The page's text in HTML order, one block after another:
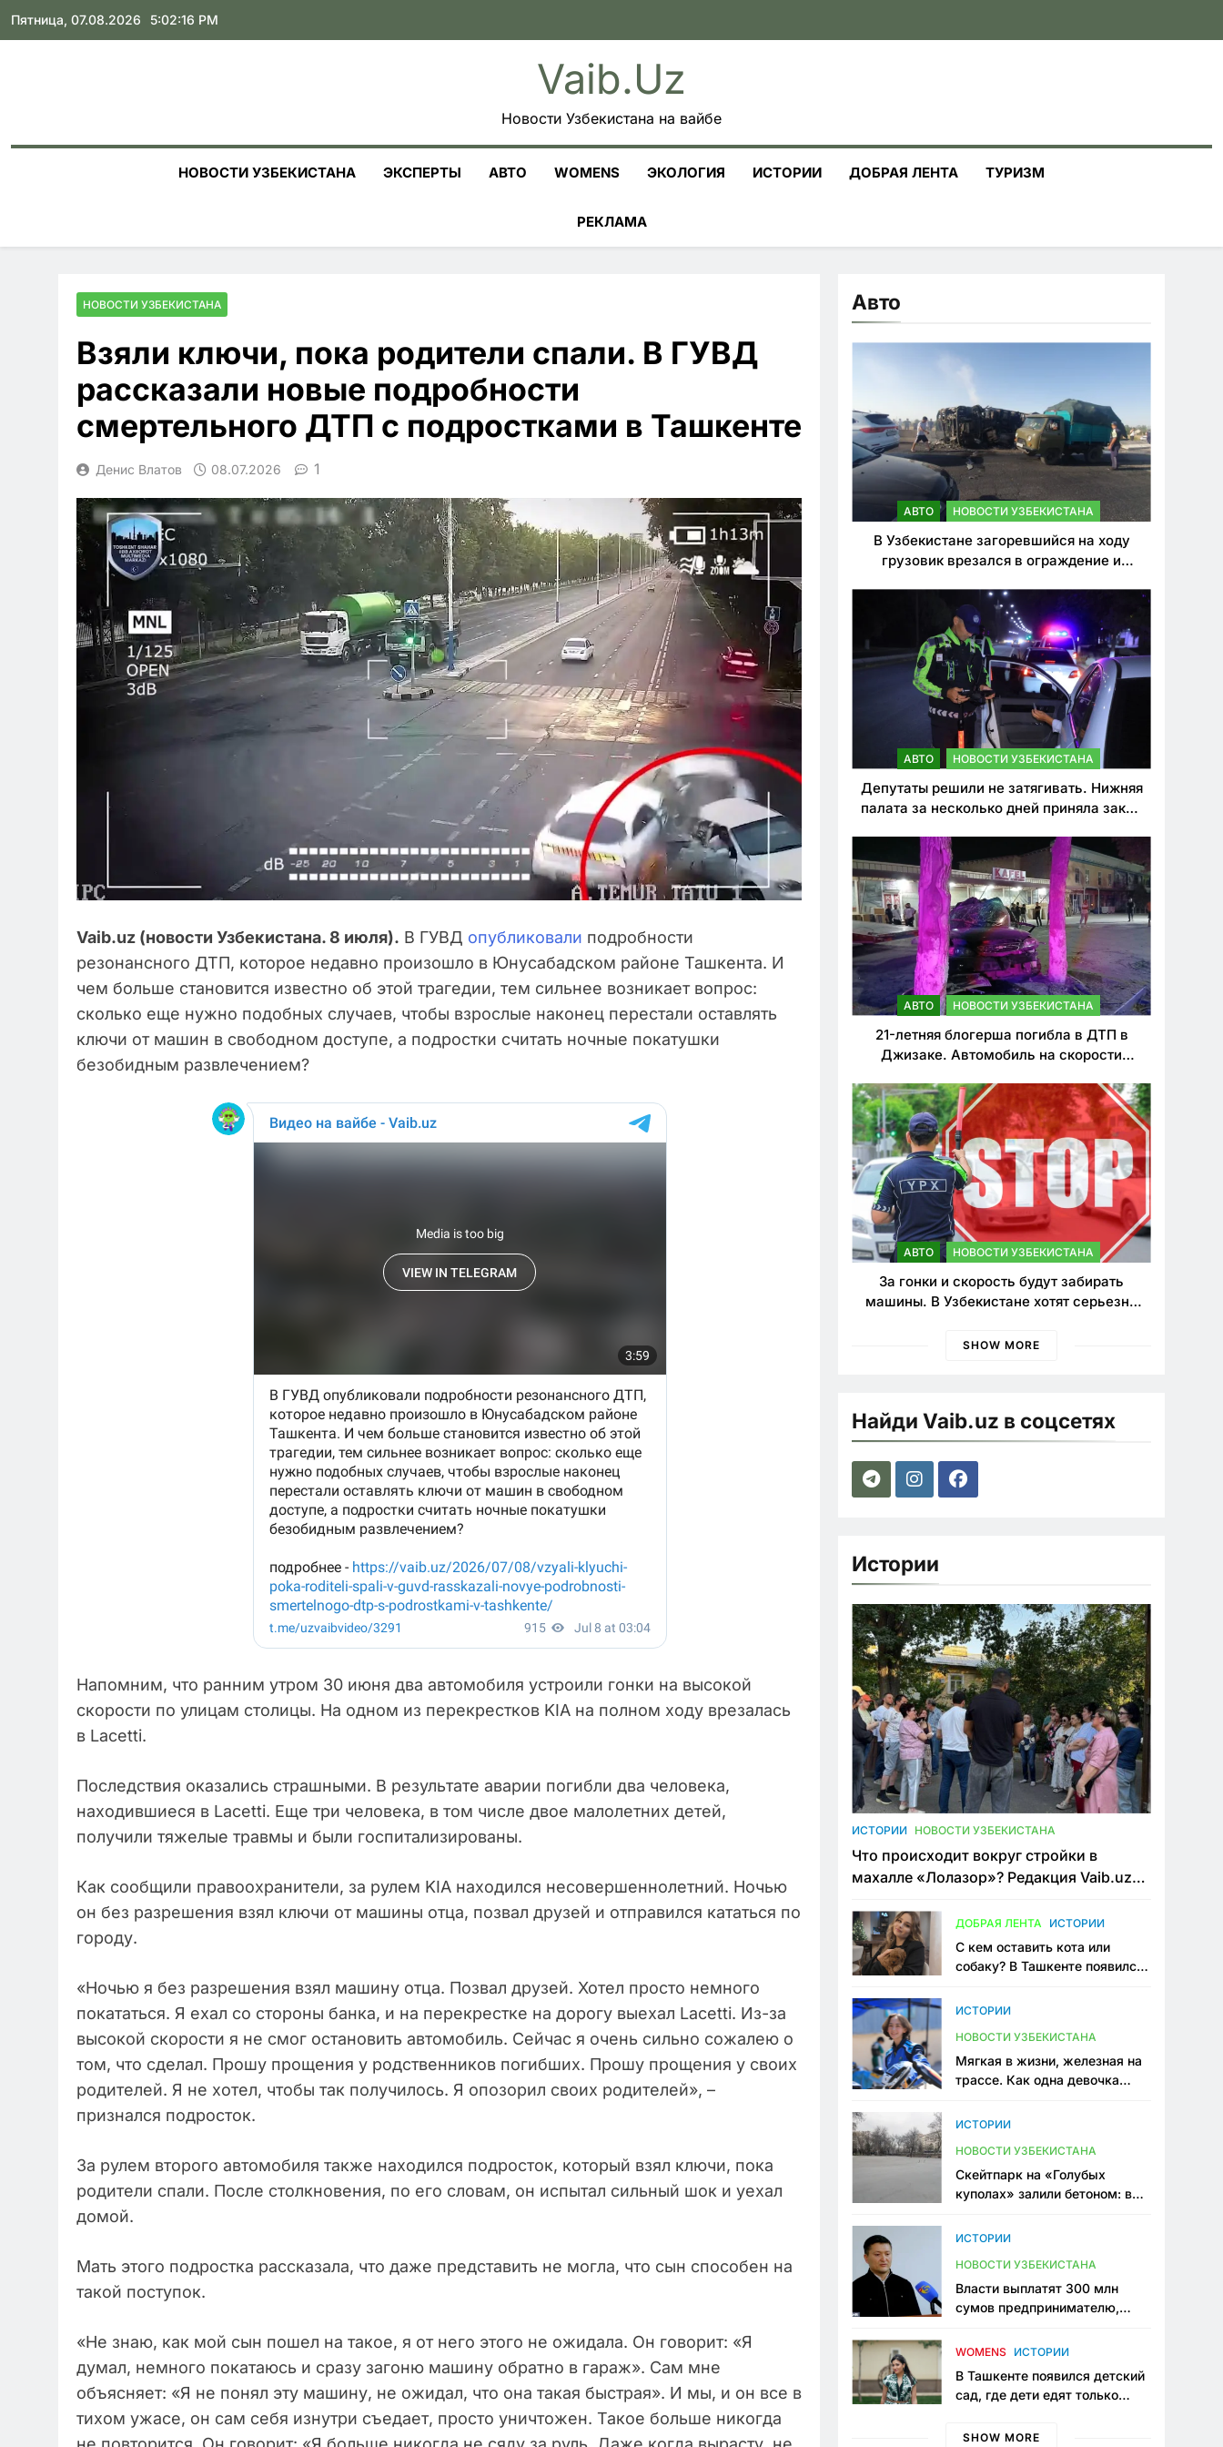
Skip
Пятница, 07.08.2026 5:02:17 PM
Vaib.uz
Новости Узбекистана на вайбе
НОВОСТИ УЗБЕКИСТАНА ЭКСПЕРТЫ АВТО WOMENS ЭКОЛОГИЯ ИСТОРИИ ДОБРАЯ ЛЕНТА ТУРИЗМ
РЕКЛАМА
НОВОСТИ УЗБЕКИСТАНА
Взяли ключи, пока родители спали. В ГУВД
рассказали новые подробности
смертельного ДТП с подростками в Ташкенте
Денис Влатов 08.07.2026 1
Vaib.uz (новости Узбекистана. 8 июля). В ГУВД опубликовали подробности
резонансного ДТП, которое недавно произошло в Юнусабадском районе Ташкента. И
чем больше становится известно об этой трагедии, тем сильнее возникает вопрос:
сколько еще нужно подобных случаев, чтобы взрослые наконец перестали оставлять
ключи от машин в свободном доступе, а подростки считать ночные покатушки
безобидным развлечением?
Напомним, что ранним утром 30 июня два автомобиля устроили гонки на высокой
скорости по улицам столицы. На одном из перекрестков KIA на полном ходу врезалась
в Lacetti.
Последствия оказались страшными. В результате аварии погибли два человека,
находившиеся в Lacetti. Еще три человека, в том числе двое малолетних детей,
получили тяжелые травмы и были госпитализированы.
Как сообщили правоохранители, за рулем KIA находился несовершеннолетний. Ночью
он без разрешения взял ключи от машины отца, позвал друзей и отправился кататься по
городу.
«Ночью я без разрешения взял машину отца. Позвал друзей. Хотел просто немного
покататься. Я ехал со стороны банка, и на перекрестке на дорогу выехал Lacetti. Из-за
высокой скорости я не смог остановить автомобиль. Сейчас я очень сильно сожалею о
том, что сделал. Прошу прощения у родственников погибших. Прошу прощения у своих
родителей. Я не хотел, чтобы так получилось. Я опозорил своих родителей», –
признался подросток.
За рулем второго автомобиля также находился подросток, который взял ключи, пока
родители спали. После столкновения, по его словам, он испытал сильный шок и уехал
домой.
Мать этого подростка рассказала, что даже представить не могла, что сын способен на
такой поступок.
«Не знаю, как мой сын пошел на такое, я от него этого не ожидала. Он говорит: «Я
думал, немного покатаюсь и сразу загоню машину обратно в гараж». Сам мне
объясняет: «Я не понял эту машину, не ожидал, что она такая быстрая». И мы, и он все в
тихом ужасе, он сам себя изнутри съедает, просто уничтожен. Такое больше никогда
Авто
АВТО НОВОСТИ УЗБЕКИСТАНА
В Узбекистане загоревшийся на ходу
грузовик врезался в ограждение и
АВТО НОВОСТИ УЗБЕКИСТАНА
Депутаты решили не затягивать. Нижняя
палата за несколько дней приняла закон
нарушителей ПДД
АВТО НОВОСТИ УЗБЕКИСТАНА
21-летняя блогерша погибла в ДТП в
Джизаке. Автомобиль на скорости
АВТО НОВОСТИ УЗБЕКИСТАНА
За гонки и скорость будут забирать
машины. В Узбекистане хотят серьезно
SHOW MORE
Найди Vaib.uz в соцсетях
Истории
ИСТОРИИ НОВОСТИ УЗБЕКИСТАНА
Что происходит вокруг стройки в
махалле «Лолазор»? Редакция Vaib.uz
конфликта
ДОБРАЯ ЛЕНТА ИСТОРИИ
С кем оставить кота или
собаку? В Ташкенте появился
ИСТОРИИ
НОВОСТИ УЗБЕКИСТАНА
Мягкая в жизни, железная на
трассе. Как одна девочка
Узбекистане
ИСТОРИИ
НОВОСТИ УЗБЕКИСТАНА
Скейтпарк на «Голубых
куполах» залили бетоном: в
одно общественное
ИСТОРИИ
НОВОСТИ УЗБЕКИСТАНА
Власти выплатят 300 млн
сумов предпринимателю,
тюрьме по незаконному
WOMENS ИСТОРИИ
В Ташкенте появился детский
сад, где дети едят только
мама, которая устала просить
SHOW MORE